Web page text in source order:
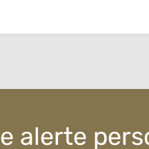
alerte